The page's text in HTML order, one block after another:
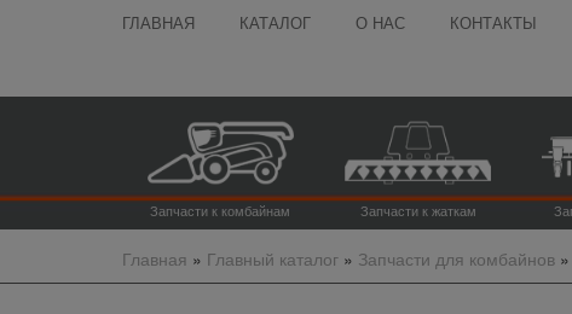
ГЛАВНАЯ КАТАЛОГ О НАС КОНТАКТЫ
Запчасти к комбайнам Запчасти к жаткам
Главная » Главный каталог» Запчасти для комбайнов»